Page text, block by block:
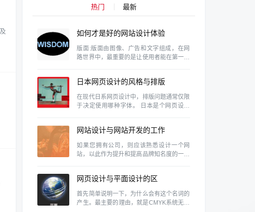
热门 最新
如何才是好的网站设计体验
版面:版面由图像、广告和文字组成，在网
路世界中，最重要的是让使用者能在第一眼
日本网页设计的风格与排版
特色研究
在现代日系网页设计中，排版问题通常仅限
于决定使用哪种字体。 日本是个网页设计
也是视觉设计素养相当高的国家，因此日本
的网页设计的具有参考价值
网站设计与网站开发的工作
内容及区别有那些？
如果您拥有公司，则应该熟悉设计一个网
站，以此作为提升和提高品牌知名度的一种
网页设计与平面设计的区
别。
首先简单说明一下，为什么会有这个名词的
产生。最主要的理由，就是CMYK系统无法